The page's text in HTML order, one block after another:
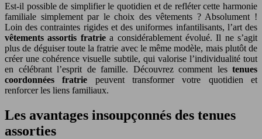
Est-il possible de simplifier le quotidien et de refléter cette harmonie
familiale simplement par le choix des vêtements ? Absolument !
Loin des contraintes rigides et des uniformes infantilisants, l’art des
vêtements assortis fratriea considérablement évolué. Il ne s’agit
plus de déguiser toute la fratrie avec le même modèle, mais plutôt de
créer une cohérence visuelle subtile, qui valorise l’individualité tout
en célébrant l’esprit de famille. Découvrez comment les tenues
coordonnées fratrie peuvent transformer votre quotidien et
renforcer les liens familiaux.
Les avantages insoupçonnés des tenues
assorties